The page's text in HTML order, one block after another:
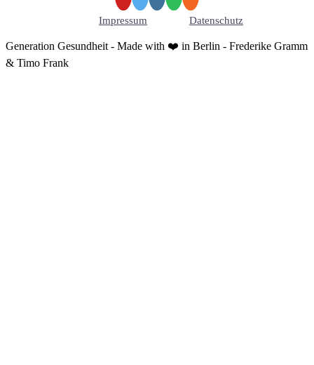
Impressum Datenschutz
Generation Gesundheit - Made with ❤️ in Berlin - Frederike Gramm
& Timo Frank